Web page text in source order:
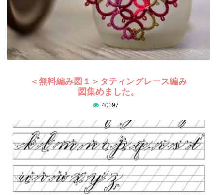
＜無料編み図１＞タティングレース編み
図集めました。
40197